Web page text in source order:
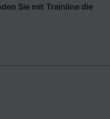
Sie mit Trainline die